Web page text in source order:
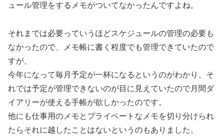
ュール管理をするメモがついてなかったんですよね。
それまでは必要っていうほどスケジュールの管理の必要も
なかったので、メモ帳に書く程度でも管理できていたので
すが、
今年になって毎月予定が一杯になるというのがわかり、そ
れでは予定が管理できないのが目に見えていたので月間ダ
イアリーが使える手帳が欲しかったのです。
他にも仕事用のメモとプライベートなメモを切り分けられ
たらそれに越したことはないというのもありました。